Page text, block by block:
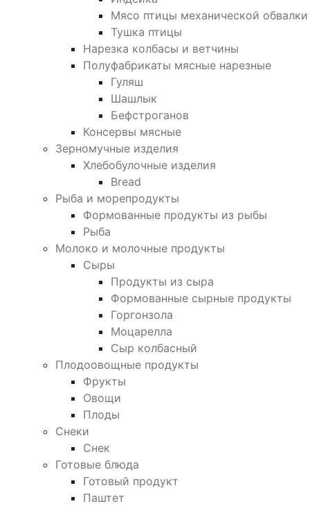
Мясо птицы механической обвалки
Тушка птицы
Нарезка колбасы и ветчины
Полуфабрикаты мясные нарезные
Гуляш
Шашлык
Бефстроганов
Консервы мясные
Зерномучные изделия
Хлебобулочные изделия
Bread
Рыба и морепродукты
Формованные продукты из рыбы
Рыба
Молоко и молочные продукты
Сыры
Продукты из сыра
Формованные сырные продукты
Горгонзола
Моцарелла
Сыр колбасный
Плодоовощные продукты
Фрукты
Овощи
Плоды
Снеки
Снек
Готовые блюда
Готовый продукт
Паштет